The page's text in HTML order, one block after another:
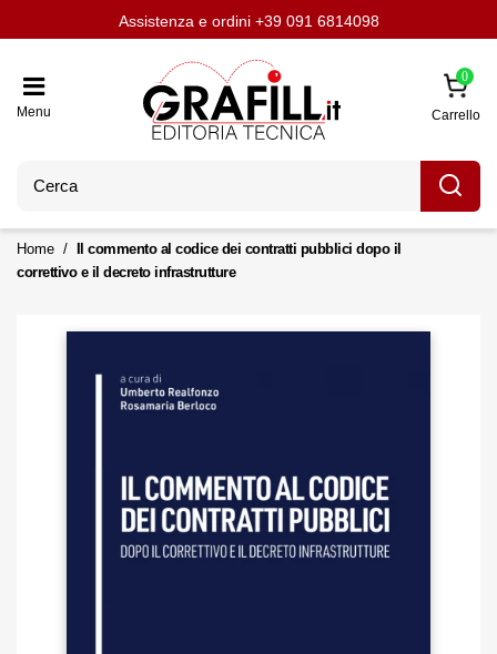
Chi siamoScrivi per noi
Assistenza e ordini +39 091 6814098
Aggiornati con LavoriPubblici.it
Menu
0
Carrello
Home
Il commento al codice dei contratti pubblici dopo il
correttivo e il decreto infrastrutture